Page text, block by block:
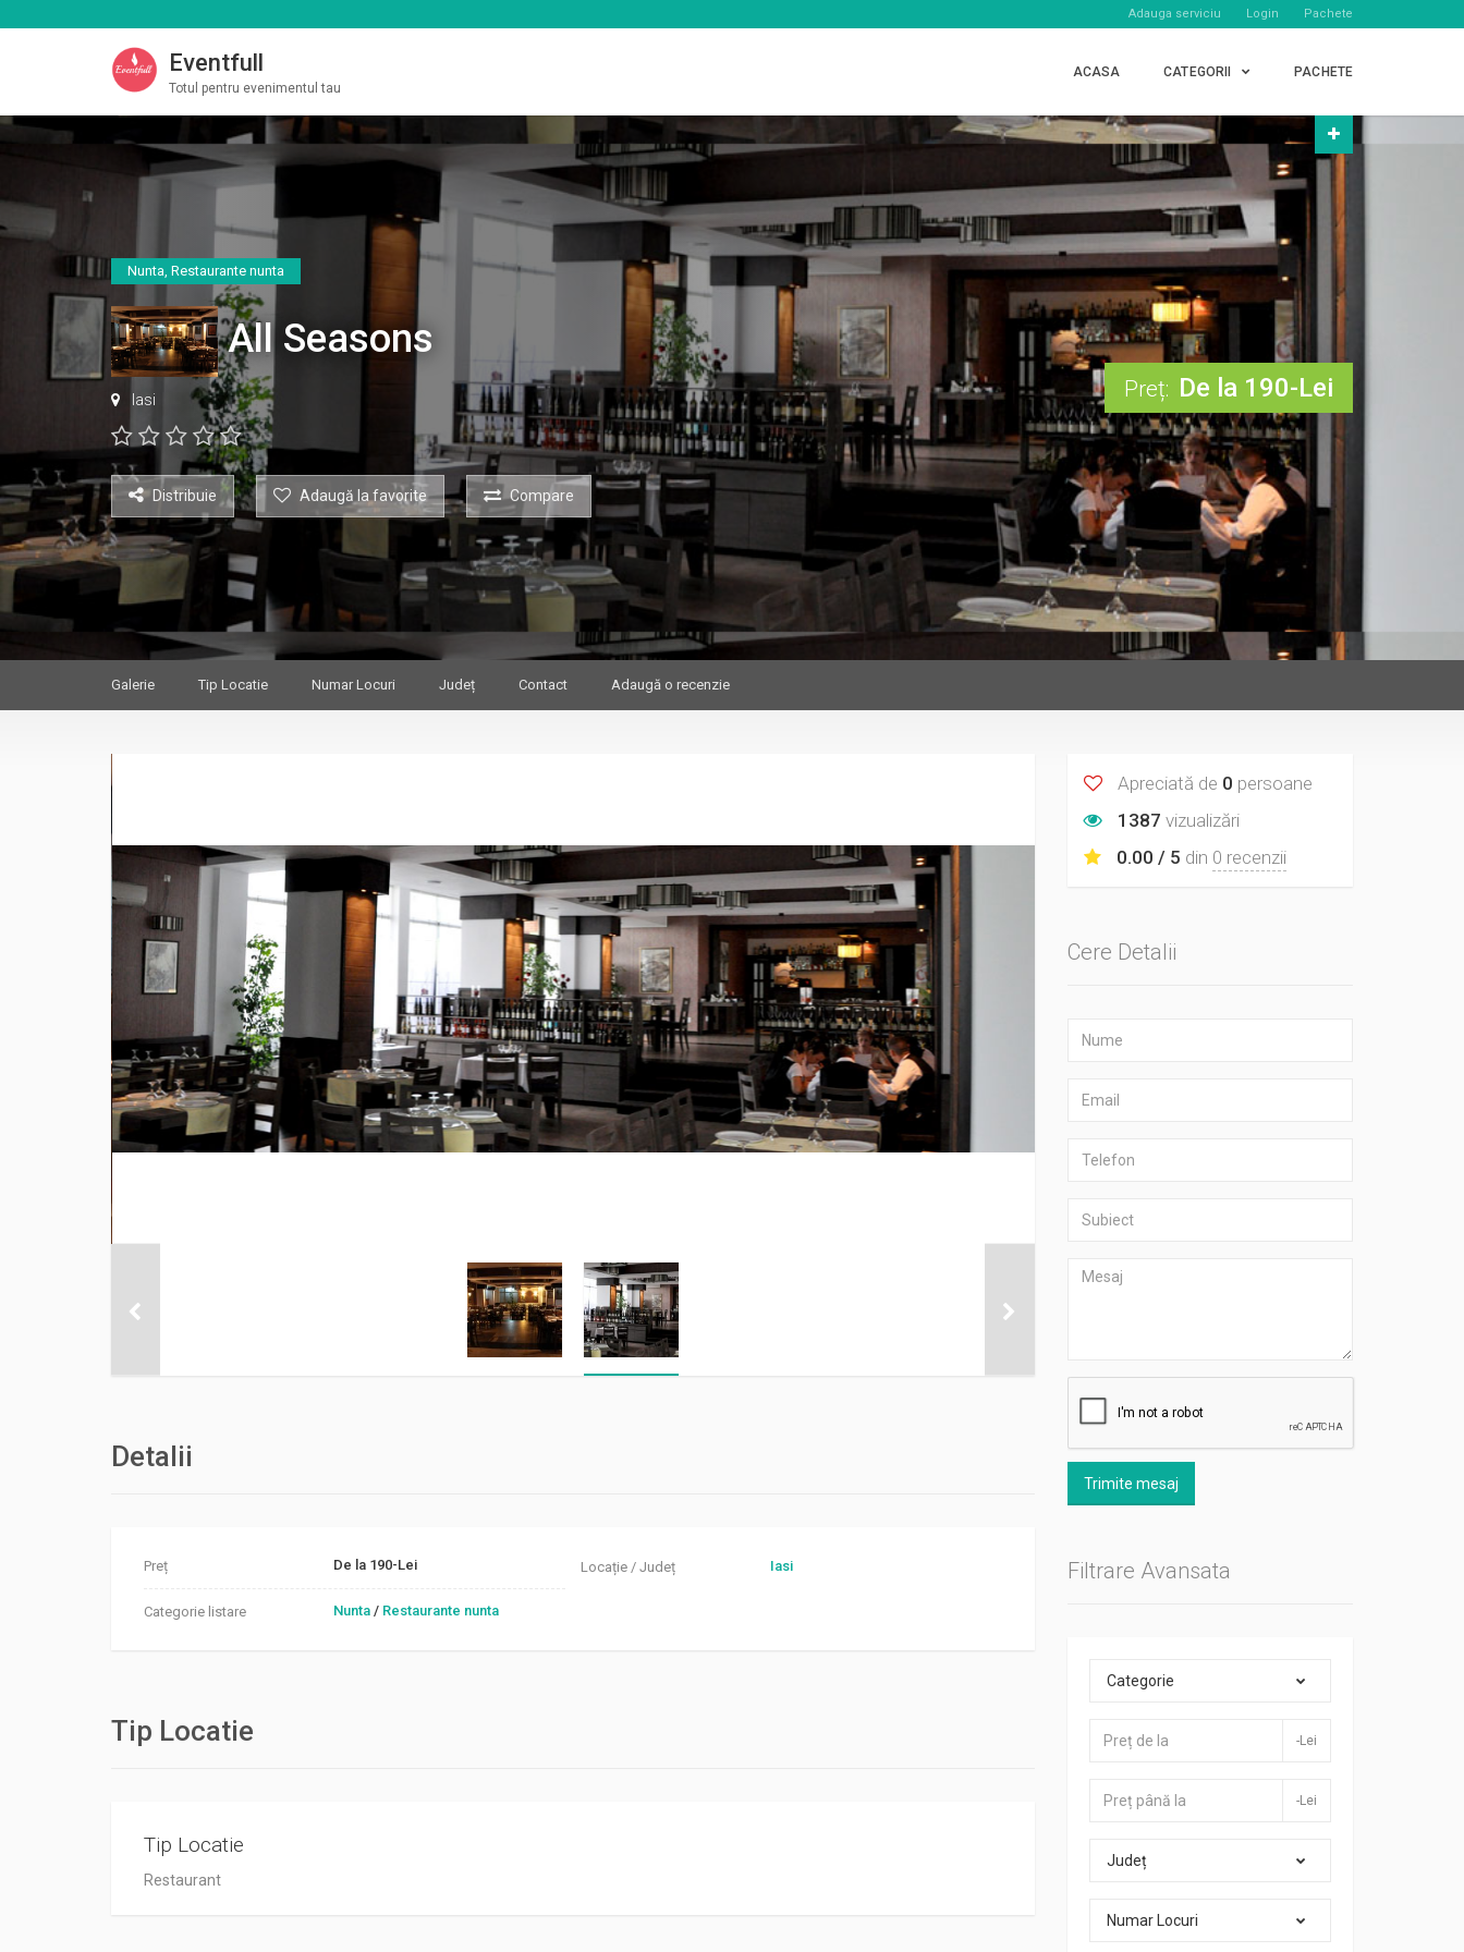
Adauga serviciu Login Pachete
Eventfull
Totul pentru evenimentul tau
ACASA CATEGORII PACHETE
Nunta, Restaurante nunta
All Seasons
Iasi
Distribuie Adaugă la favorite Compare
Preț: De la 190-Lei
Galerie Tip Locatie Numar Locuri Județ Contact Adaugă o recenzie
Detalii
Preț De la 190-Lei
Categorie listare Nunta / Restaurante nunta
Locație / Județ Iasi
Tip Locatie
Tip Locatie
Restaurant
Apreciată de 0 persoane
1387 vizualizări
0.00 / 5 din 0 recenzii
Cere Detalii
Trimite mesaj
Filtrare Avansata
Categorie
-Lei
-Lei
Județ
Numar Locuri